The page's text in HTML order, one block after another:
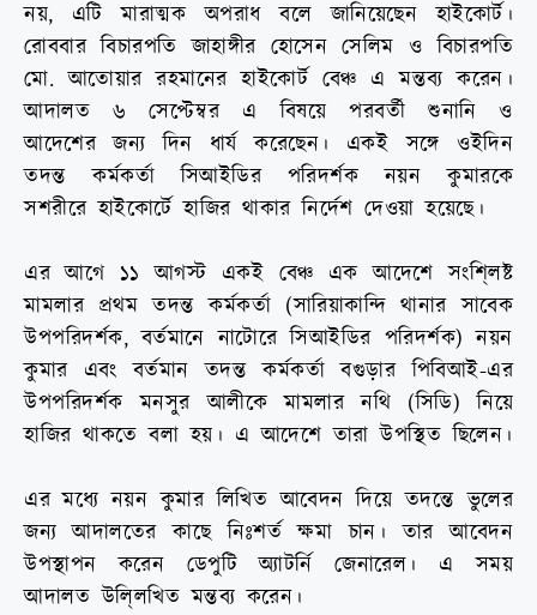
নয়, এটি মারাত্মক অপরাধ বলে জানিয়েছেন হাইকোর্ট।
রোববার বিচারপতি জাহাঙ্গীর হোসেন সেলিম ও বিচারপতি
মো. আতোয়ার রহমানের হাইকোর্ট বেঞ্চ এ মন্তব্য করেন।
আদালত ৬ সেপ্টেম্বর এ বিষয়ে পরবর্তী শুনানি ও
আদেশের জন্য দিন ধার্য করেছেন। একই সঙ্গে ওইদিন
তদন্ত কর্মকর্তা সিআইডির পরিদর্শক নয়ন কুমারকে
সশরীরে হাইকোর্টে হাজির থাকার নির্দেশ দেওয়া হয়েছে।
এর আগে ১১ আগস্ট একই বেঞ্চ এক আদেশে সংশি্লষ্ট
মামলার প্রথম তদন্ত কর্মকর্তা (সারিয়াকান্দি থানার সাবেক
উপপরিদর্শক, বর্তমানে নাটোরে সিআইডির পরিদর্শক) নয়ন
কুমার এবং বর্তমান তদন্ত কর্মকর্তা বগুড়ার পিবিআই-এর
উপপরিদর্শক মনসুর আলীকে মামলার নথি (সিডি) নিয়ে
হাজির থাকতে বলা হয়। এ আদেশে তারা উপস্থিত ছিলেন।
এর মধ্যে নয়ন কুমার লিখিত আবেদন দিয়ে তদন্তে ভুলের
জন্য আদালতের কাছে নিঃশর্ত ক্ষমা চান। তার আবেদন
উপস্থাপন করেন ডেপুটি অ্যাটর্নি জেনারেল। এ সময়
আদালত উলি্লখিত মন্তব্য করেন।